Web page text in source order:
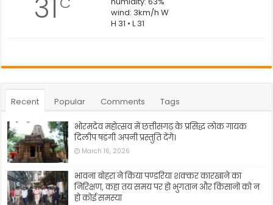
31
wind: 3km/h W
H 31 • L 31
Recent Popular Comments Tags
भोरमदेव महोत्सव में छत्तीसगढ़ के प्रसिद्ध लोक गायक
दिलीप षडंगी अपनी प्रस्तुति देंगे।
March 16, 2026
भावना बोहरा ने किया पण्डरिया शक्कर कारखाने का
निरिक्षण, कहा तय समय पर हो भुगतान और किसानों को न
हो कोई समस्या